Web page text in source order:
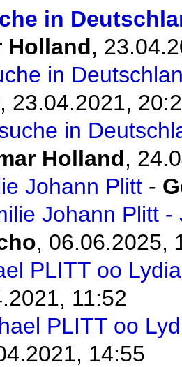
in
Holland,
in
, 23.04.2021,
in
Holland,
Johann Plitt -
Johann Plitt
, 06.06.2025,
PLITT oo
11:52
PLITT oo
14:55